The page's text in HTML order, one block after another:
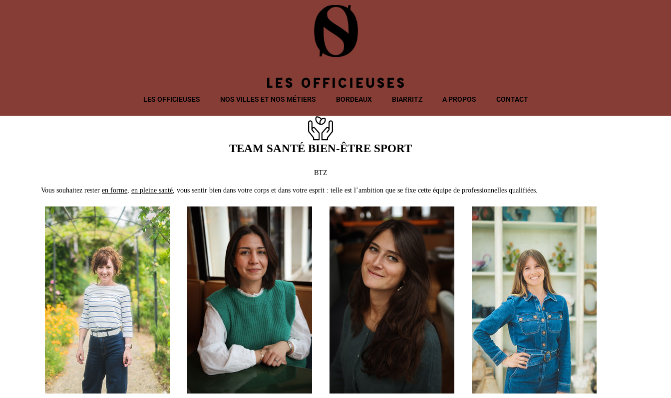
LES OFFICIEUSES NOS VILLES ET NOS MÉTIERS BORDEAUX BIARRITZ A PROPOS CONTACT
TEAM SANTÉ BIEN-ÊTRE SPORT
BTZ
Vous souhaitez rester en forme, en pleine santé, vous sentir bien dans votre corps et dans votre esprit : telle est l’ambition que se fixe cette équipe de professionnelles qualifiées.